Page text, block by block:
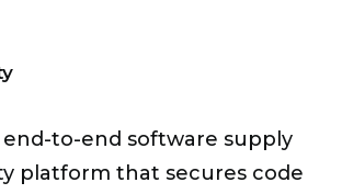
end-to-end software supply
platform that secures code